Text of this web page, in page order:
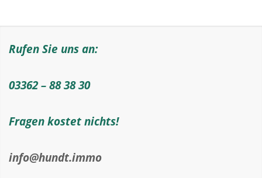
Rufen Sie uns an:
03362 – 88 38 30
Fragen kostet nichts!
info@hundt.immo